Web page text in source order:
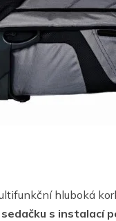
hluboká
s instalací